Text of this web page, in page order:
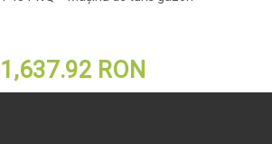
1,637.92 RON